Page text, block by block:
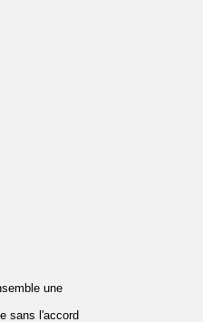
une
sans l'accord